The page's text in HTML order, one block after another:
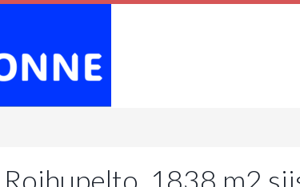
1838 m2